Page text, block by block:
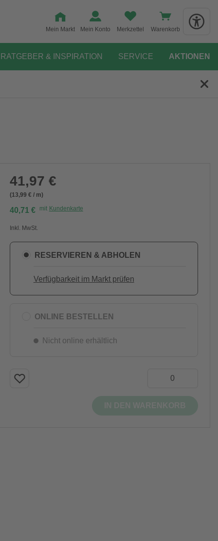
Mein Markt Mein Konto Merkzettel Warenkorb
RATGEBER & INSPIRATION SERVICE AKTIONEN
41,97 €
(13,99 € / m)
40,71 € mit Kundenkarte
Inkl. MwSt.
RESERVIEREN & ABHOLEN
Verfügbarkeit im Markt prüfen
ONLINE BESTELLEN
Nicht online erhältlich